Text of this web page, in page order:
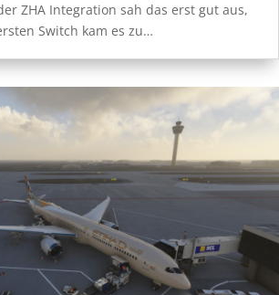
ZHA Integration sah das erst gut aus,
Switch kam es zu…